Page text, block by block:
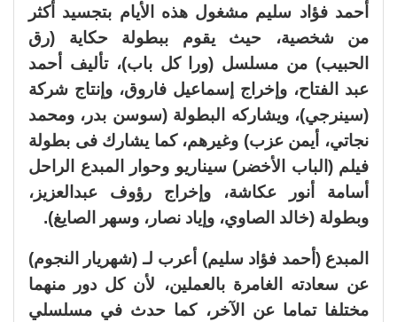
أحمد فؤاد سليم مشغول هذه الأيام بتجسيد أكثر
من شخصية، حيث يقوم ببطولة حكاية (رق
الحبيب) من مسلسل (ورا كل باب)، تأليف أحمد
عبد الفتاح، وإخراج إسماعيل فاروق، وإنتاج شركة
(سينرجي)، ويشاركه البطولة (سوسن بدر، ومحمد
نجاتي، أيمن عزب) وغيرهم، كما يشارك فى بطولة
فيلم (الباب الأخضر) سيناريو وحوار المبدع الراحل
أسامة أنور عكاشة، وإخراج رؤوف عبدالعزيز،
وبطولة (خالد الصاوي، وإياد نصار، وسهر الصايغ).
المبدع (أحمد فؤاد سليم) أعرب لـ (شهريار النجوم)
عن سعادته الغامرة بالعملين، لأن كل دور منهما
مختلفا تماما عن الآخر، كما حدث في مسلسلي